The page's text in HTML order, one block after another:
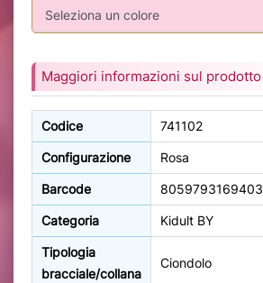
Maggiori informazioni sul prodotto
Codice 741102
Configurazione Rosa
Barcode 8059793169403
Categoria Kidult BY
Tipologia
bracciale/collana
Ciondolo